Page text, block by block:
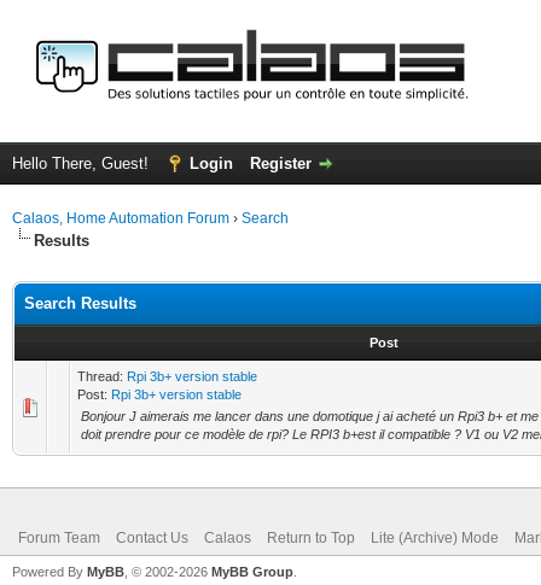
Hello There, Guest! Login Register
Calaos, Home Automation Forum › Search
Results
Search Results
Post
Thread: Rpi 3b+ version stable
Post: Rpi 3b+ version stable
Bonjour J aimerais me lancer dans une domotique j ai acheté un Rpi3 b+ et
doit prendre pour ce modèle de rpi? Le RPI3 b+est il compatible ? V1 ou V2
Forum Team Contact Us Calaos Return to Top Lite (Archive) Mode
Powered By MyBB , © 2002-2026 MyBB Group